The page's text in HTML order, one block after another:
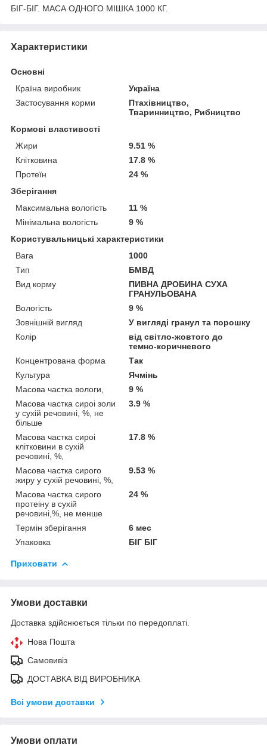
БІГ-БІГ. МАСА ОДНОГО МІШКА 1000 КГ.
Характеристики
Основні
Країна виробник
Україна
Застосування корми
Птахівництво,
Тваринництво, Рибництво
Кормові властивості
Жири
9.51 %
Клітковина
17.8 %
Протеїн
24 %
Зберігання
Максимальна вологість
11 %
Мінімальна вологість
9 %
Користувальницькі характеристики
Вага
1000
Тип
БМВД
Вид корму
ПИВНА ДРОБИНА СУХА
ГРАНУЛЬОВАНА
Вологість
9 %
Зовнішній вигляд
У вигляді гранул та порошку
Колір
вiд свiтло-жовтого до
темно-коричневого
Концентрована форма
Так
Культура
Ячмінь
Масова частка вологи,
9 %
Масова частка сироi золи
у сухiй речовинi, %, не
більше
3.9 %
Масова частка сироi
клiтковини в сухiй
речовинi, %,
17.8 %
Масова частка сирого
жиру у сухiй речовинi, %,
9.53 %
Масова частка сирого
протеiну в сухiй
речовинi,%, не менше
24 %
Термін зберігання
6 мес
Упаковка
БІГ БІГ
Приховати
Умови доставки
Доставка здійснюється тільки по передоплаті.
Нова Пошта
Самовивіз
ДОСТАВКА ВІД ВИРОБНИКА
Всі умови доставки
Умови оплати